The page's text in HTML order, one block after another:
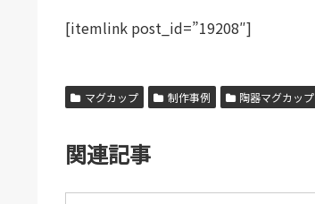
[itemlink post_id=”19208″]
マグカップ 制作事例 陶器マグカップ
関連記事